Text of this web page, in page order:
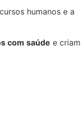
humanos e a
com saúde e criam